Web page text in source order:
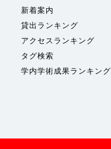
新着案内
貸出ランキング
アクセスランキング
タグ検索
学内学術成果ランキング